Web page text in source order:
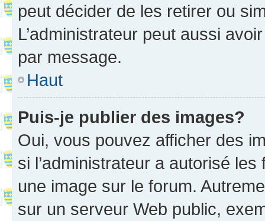
peut décider de les retirer ou
L’administrateur peut aussi
par message.
Haut
Puis-je publier des images?
Oui, vous pouvez afficher des
si l’administrateur a autorisé
une image sur le forum.
sur un serveur Web public,